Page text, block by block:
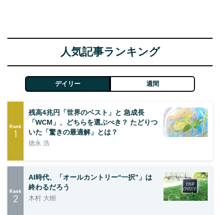
人気記事ランキング
デイリー 週間
Rank
1
残高4兆円「世界のベスト」と 急成長
「WCM」、どちらを選ぶべき？ たどりつ
いた「驚きの最適解」とは？
徳永 浩
Rank
2
AI時代、「オールカントリー“一択”」は
終わるだろう
木村 大樹